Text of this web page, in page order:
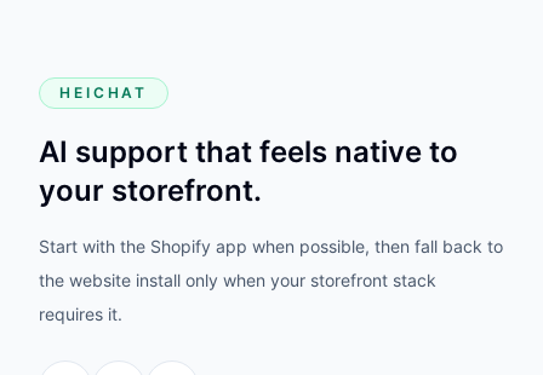
HEICHAT
AI support that feels native to
your storefront.
Start with the Shopify app when possible, then fall back to
the website install only when your storefront stack
requires it.